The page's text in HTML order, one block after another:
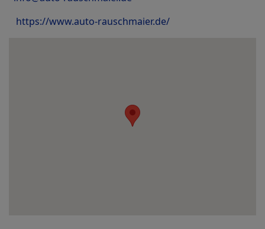
https://www.auto-rauschmaier.de/